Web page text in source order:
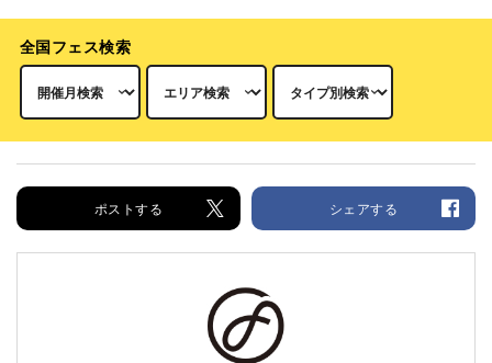
全国フェス検索
ポストする シェアする